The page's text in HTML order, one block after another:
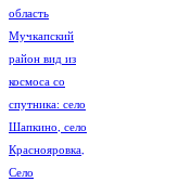
область
Мучкапский
район вид из
космоса со
спутника: село
Шапкино, село
Краснояровка,
Село